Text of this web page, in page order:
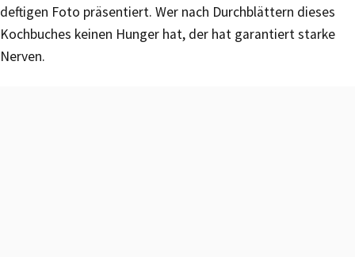
deftigen Foto präsentiert. Wer nach Durchblättern dieses
Kochbuches keinen Hunger hat, der hat garantiert starke
Nerven.